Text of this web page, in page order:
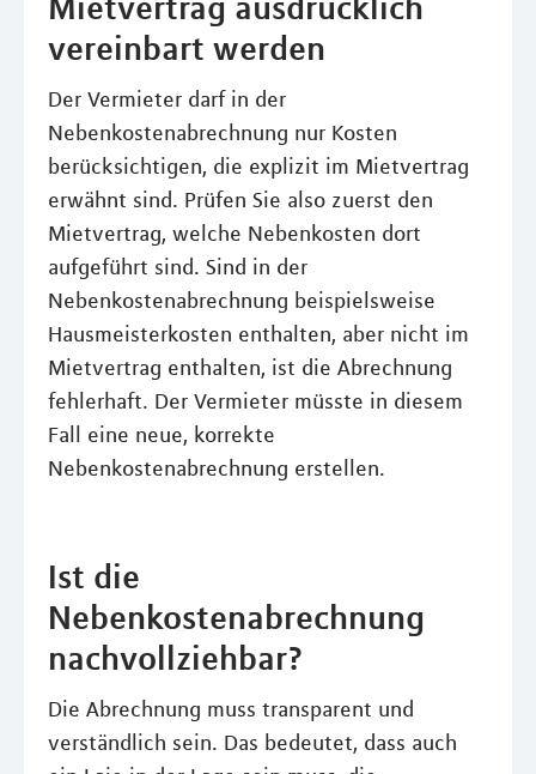
vereinbart werden
Der Vermieter darf in der
Nebenkostenabrechnung nur Kosten
berücksichtigen, die explizit im Mietvertrag
erwähnt sind. Prüfen Sie also zuerst den
Mietvertrag, welche Nebenkosten dort
aufgeführt sind. Sind in der
Nebenkostenabrechnung beispielsweise
Hausmeisterkosten enthalten, aber nicht im
Mietvertrag enthalten, ist die Abrechnung
fehlerhaft. Der Vermieter müsste in diesem
Fall eine neue, korrekte
Nebenkostenabrechnung erstellen.
Ist die
Nebenkostenabrechnung
nachvollziehbar?
Die Abrechnung muss transparent und
verständlich sein. Das bedeutet, dass auch